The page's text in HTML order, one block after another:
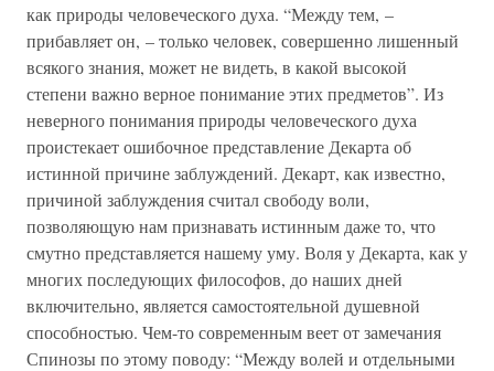
как природы человеческого духа. “Между тем, –
прибавляет он, – только человек, совершенно лишенный
всякого знания, может не видеть, в какой высокой
степени важно верное понимание этих предметов”. Из
неверного понимания природы человеческого духа
проистекает ошибочное представление Декарта об
истинной причине заблуждений. Декарт, как известно,
причиной заблуждения считал свободу воли,
позволяющую нам признавать истинным даже то, что
смутно представляется нашему уму. Воля у Декарта, как у
многих последующих философов, до наших дней
включительно, является самостоятельной душевной
способностью. Чем-то современным веет от замечания
Спинозы по этому поводу: “Между волей и отдельными